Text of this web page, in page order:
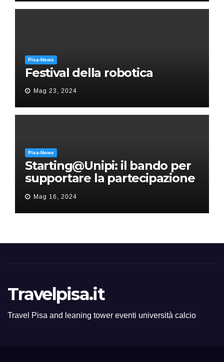
Pisa-News
Festival della robotica
Mag 23, 2024
Pisa-News
Starting@Unipi: il bando per
supportare la partecipazione
all’ERC Starting Grant
Mag 16, 2024
Travelpisa.it
Travel Pisa and leaning tower eventi università calcio